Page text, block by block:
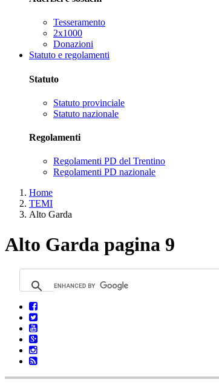
Tesseramento
2x1000
Donazioni
Statuto e regolamenti
Statuto
Statuto provinciale
Statuto nazionale
Regolamenti
Regolamenti PD del Trentino
Regolamenti PD nazionale
Home
TEMI
Alto Garda
Alto Garda pagina 9